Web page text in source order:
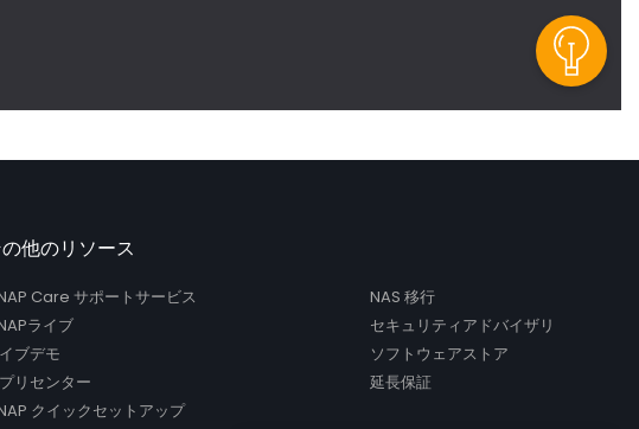
他のリソース
Care サポートサービス
ライブ
ブデモ
リセンター
クイックセットアップ
NAS 移行
セキュリティアドバイザリ
ソフトウェアストア
延長保証